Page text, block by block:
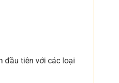
đầu tiên với các loại